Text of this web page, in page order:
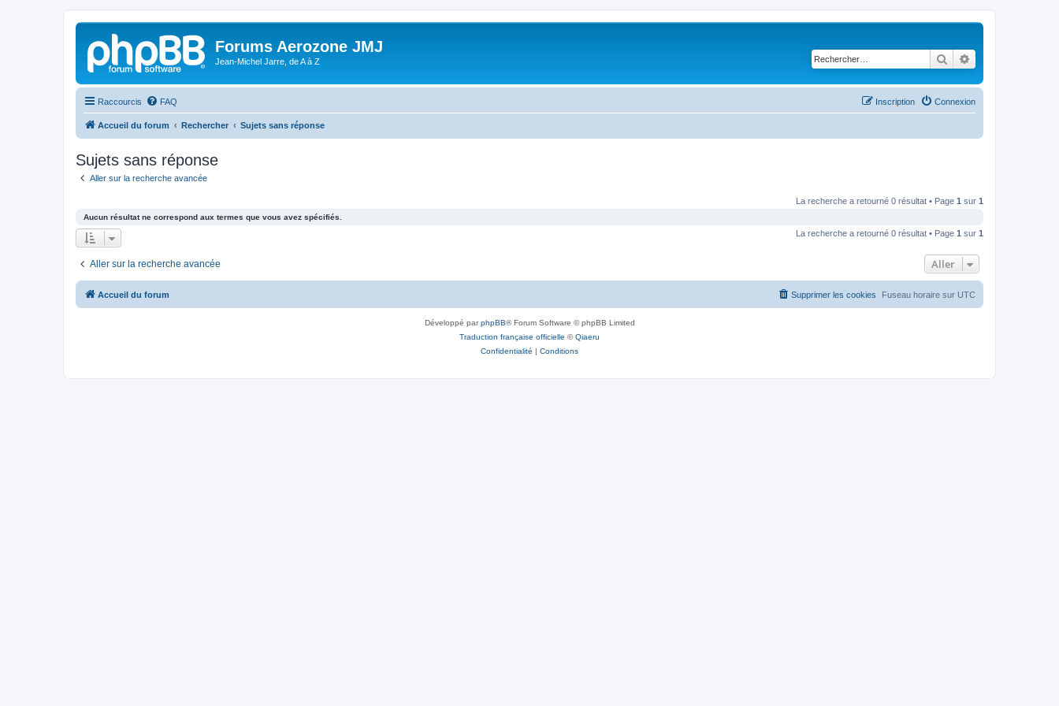
Forums Aerozone JMJ
Jean-Michel Jarre, de A à Z Rechercher
Raccourcis FAQ Connexion
Inscription
Accueil du forum Rechercher Sujets sans réponse
Sujets sans réponse
Aller sur la recherche avancée
La recherche a retourné 0 résultat • Page 1 sur 1
Aucun résultat ne correspond aux termes que vous avez spécifiés.
La recherche a retourné 0 résultat • Page 1 sur 1
Aller sur la recherche avancée Aller
Accueil du forum Fuseau horaire sur UTC
Supprimer les cookies
Développé parphpBB® Forum Software © phpBB Limited
Traduction française officielle ©Qiaeru
Confidentialité | Conditions